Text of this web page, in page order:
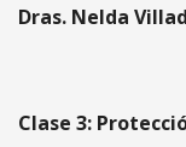
Dras. Nelda
Clase 3: